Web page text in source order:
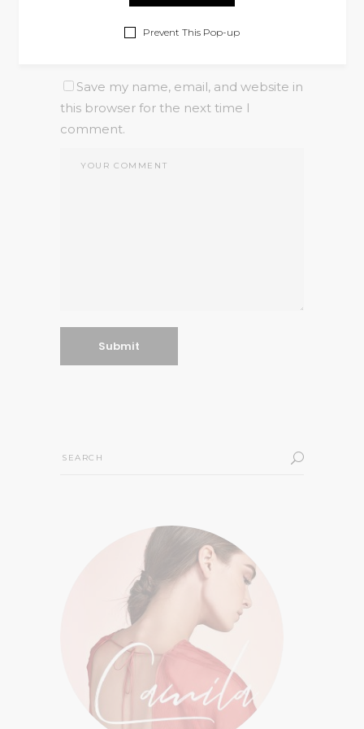
Prevent This Pop-up
Save my name, email, and website in
this browser for the next time I
comment.